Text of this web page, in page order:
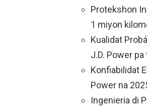
Protekshon
1 miyon
Kualidat
J.D. Power
Konfiabilidat
Power na
Ingenieria di